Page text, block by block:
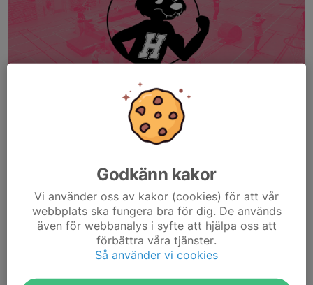
Denna sida gäller gruppen 9-15 år -
Hagaskolan
Vad är Hjältegympa?
Godkänn kakor
Vi använder oss av kakor (cookies) för att vår
webbplats ska fungera bra för dig. De används
även för webbanalys i syfte att hjälpa oss att
förbättra våra tjänster.
Så använder vi cookies